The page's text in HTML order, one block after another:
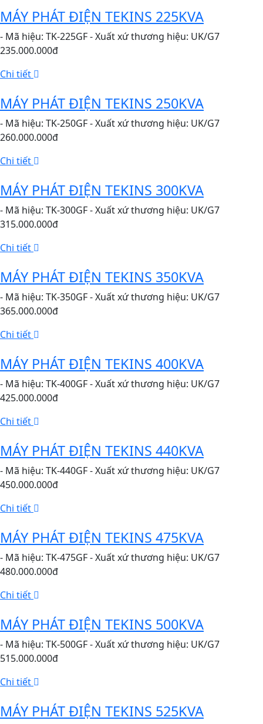
MÁY PHÁT ĐIỆN TEKINS 225KVA
- Mã hiệu: TK-225GF - Xuất xứ thương hiệu: UK/G7
235.000.000đ
Chi tiết
MÁY PHÁT ĐIỆN TEKINS 250KVA
- Mã hiệu: TK-250GF - Xuất xứ thương hiệu: UK/G7
260.000.000đ
Chi tiết
MÁY PHÁT ĐIỆN TEKINS 300KVA
- Mã hiệu: TK-300GF - Xuất xứ thương hiệu: UK/G7
315.000.000đ
Chi tiết
MÁY PHÁT ĐIỆN TEKINS 350KVA
- Mã hiệu: TK-350GF - Xuất xứ thương hiệu: UK/G7
365.000.000đ
Chi tiết
MÁY PHÁT ĐIỆN TEKINS 400KVA
- Mã hiệu: TK-400GF - Xuất xứ thương hiệu: UK/G7
425.000.000đ
Chi tiết
MÁY PHÁT ĐIỆN TEKINS 440KVA
- Mã hiệu: TK-440GF - Xuất xứ thương hiệu: UK/G7
450.000.000đ
Chi tiết
MÁY PHÁT ĐIỆN TEKINS 475KVA
- Mã hiệu: TK-475GF - Xuất xứ thương hiệu: UK/G7
480.000.000đ
Chi tiết
MÁY PHÁT ĐIỆN TEKINS 500KVA
- Mã hiệu: TK-500GF - Xuất xứ thương hiệu: UK/G7
515.000.000đ
Chi tiết
MÁY PHÁT ĐIỆN TEKINS 525KVA